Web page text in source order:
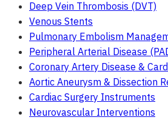
Deep Vein Thrombosis (DVT)
Venous Stents
Pulmonary Embolism
Peripheral Arterial Disease
Coronary Artery Disease &
Aortic Aneurysm & Dissection
Cardiac Surgery Instruments
Neurovascular Interventions